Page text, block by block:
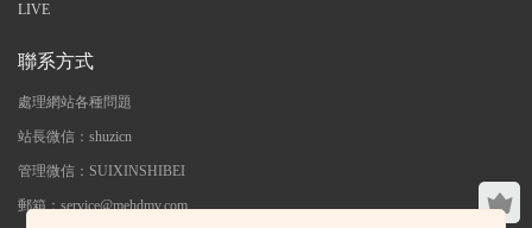
LIVE
聯系方式
處理網站各種問題
站長微信：shuzicn
管理微信：SUIXINSHIBEI
郵箱：service@mehdmv.com